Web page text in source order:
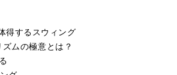
するスウィング
ムの極意とは？